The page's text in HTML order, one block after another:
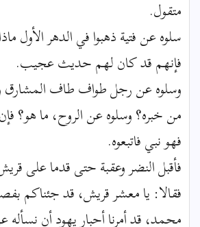
متقول.
سلوه عن فتية ذهبوا في الدهر الأول
فإنهم قد كان لهم حديث عجيب.
وسلوه عن رجل طواف طاف المشارق
من خبره؟ وسلوه عن الروح، ما هو؟
فهو نبي فاتبعوه.
فأقبل النضر وعقبة حتى قدما على
فقالا: يا معشر قريش، قد جئناكم
محمد، قد أمرنا أحبار يهود أن نسأله